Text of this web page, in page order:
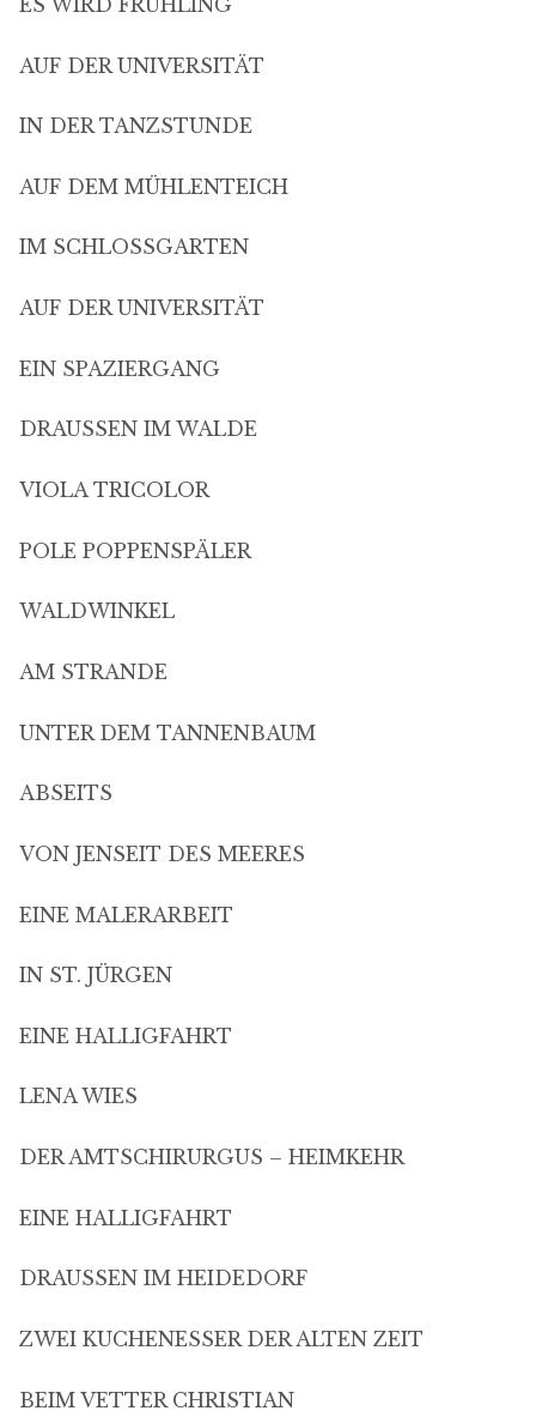
AUF DER UNIVERSITÄT
IN DER TANZSTUNDE
AUF DEM MÜHLENTEICH
IM SCHLOSSGARTEN
AUF DER UNIVERSITÄT
EIN SPAZIERGANG
DRAUSSEN IM WALDE
VIOLA TRICOLOR
POLE POPPENSPÄLER
WALDWINKEL
AM STRANDE
UNTER DEM TANNENBAUM
ABSEITS
VON JENSEIT DES MEERES
EINE MALERARBEIT
IN ST. JÜRGEN
EINE HALLIGFAHRT
LENA WIES
DER AMTSCHIRURGUS – HEIMKEHR
EINE HALLIGFAHRT
DRAUSSEN IM HEIDEDORF
ZWEI KUCHENESSER DER ALTEN ZEIT
BEIM VETTER CHRISTIAN